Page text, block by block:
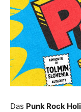
Das Punk Rock